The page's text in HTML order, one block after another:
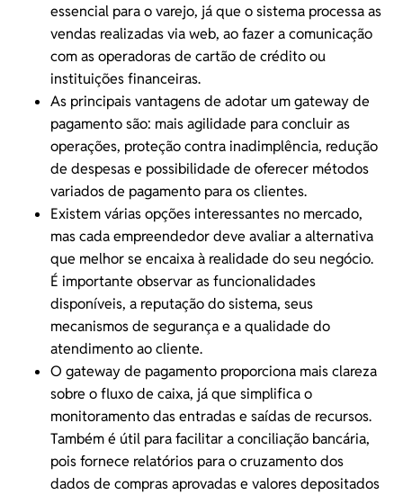
essencial para o varejo, já que o sistema processa as
vendas realizadas via web, ao fazer a comunicação
com as operadoras de cartão de créditoou
instituições financeiras.
As principais vantagens de adotar um gateway de
pagamento são: mais agilidade para concluir as
operações, proteção contra inadimplência, redução
de despesas e possibilidade de oferecer métodos
variados de pagamento para os clientes.
Existem várias opções interessantes no mercado,
mas cada empreendedor deve avaliar a alternativa
que melhor se encaixa à realidade do seu negócio.
É importante observar as funcionalidades
disponíveis, a reputaçãodo sistema, seus
mecanismos de segurança e a qualidade do
atendimento ao cliente.
O gateway de pagamento proporciona mais clareza
sobre ofluxo de caixa, já que simplifica o
monitoramento das entradas e saídas de recursos.
Também é útil para facilitar a conciliação bancária,
pois fornece relatórios para o cruzamento dos
dados de compras aprovadas e valores depositados